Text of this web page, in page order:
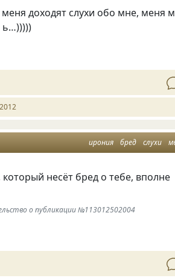
доходят слухи обо мне, меня
ь…)))))
ирония бред слухи
несёт бред о тебе, вполне
о публикации №113012502004